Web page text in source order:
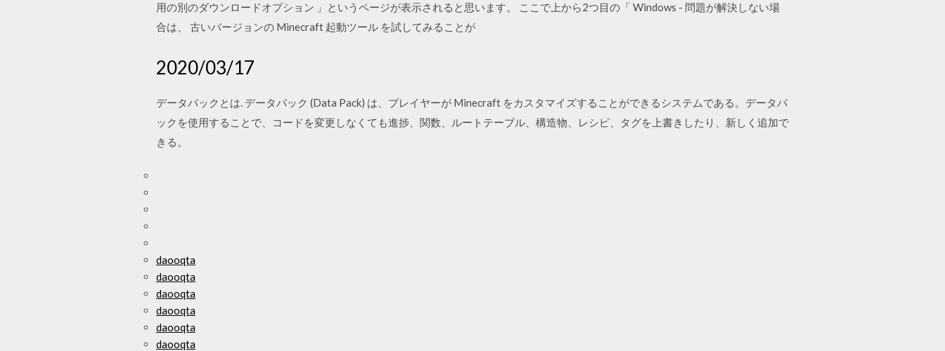
用の別のダウンロードオプション 」というページが表示されると思います。 ここで上から2つ目の「 Windows - 問題が解決しない場
合は、 古いバージョンの Minecraft 起動ツール を試してみることが
2020/03/17
データパックとは. データパック (Data Pack) は、プレイヤーが Minecraft をカスタマイズすることができるシステムである。データパ
ックを使用することで、コードを変更しなくても進捗、関数、ルートテーブル、構造物、レシピ、タグを上書きしたり、新しく追加で
きる。
daooqta
daooqta
daooqta
daooqta
daooqta
daooqta